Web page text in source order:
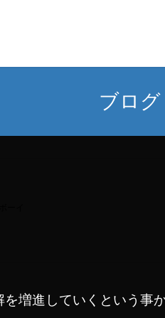
ブログ
増進していくという事